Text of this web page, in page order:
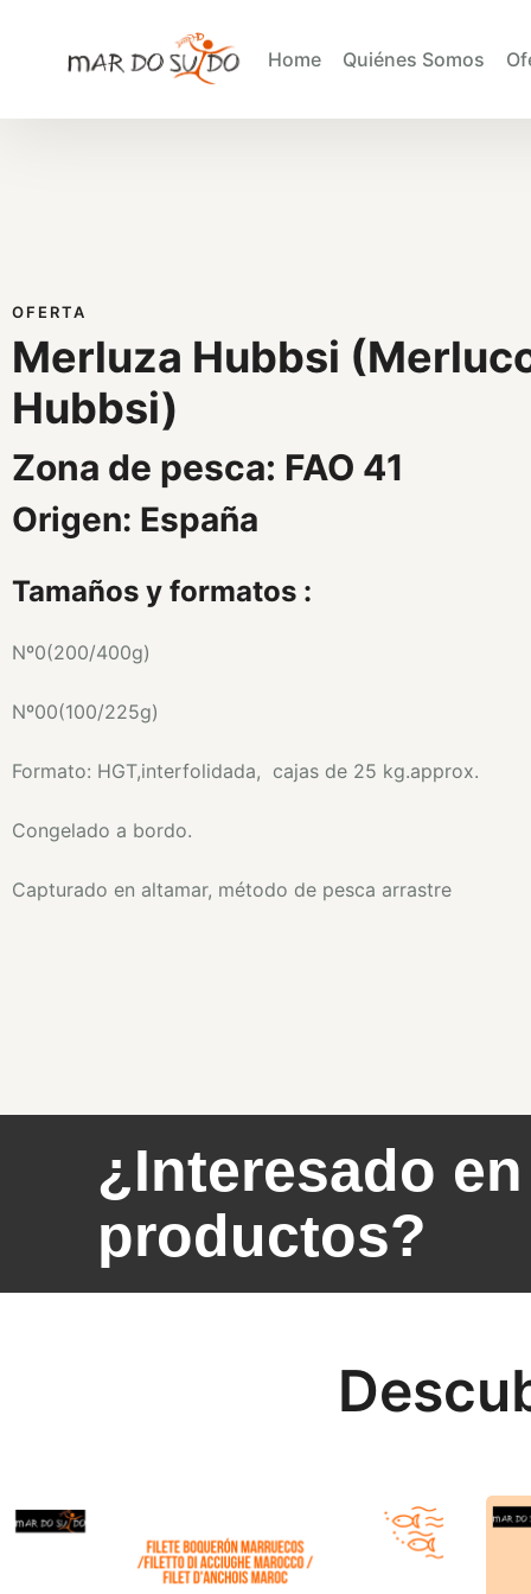
Home Quiénes Somos
OFERTA
Merluza Hubbsi
Hubbsi)
Zona de pesca: FAO 41
Origen: España
Tamaños y formatos :
Nº0(200/400g)
Nº00(100/225g)
Formato: HGT,interfolidada, cajas de 25 kg.approx.
Congelado a bordo.
Capturado en altamar, método de pesca arrastre
¿Interesado
productos?
Oferta filetes de Boquerón Marruecos